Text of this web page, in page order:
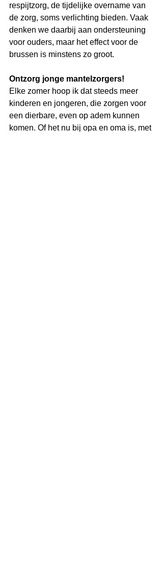
respijtzorg, de tijdelijke overname van
de zorg, soms verlichting bieden. Vaak
denken we daarbij aan ondersteuning
voor ouders, maar het effect voor de
brussen is minstens zo groot.
Ontzorg jonge mantelzorgers!
Elke zomer hoop ik dat steeds meer
kinderen en jongeren, die zorgen voor
een dierbare, even op adem kunnen
komen. Of het nu bij opa en oma is, met